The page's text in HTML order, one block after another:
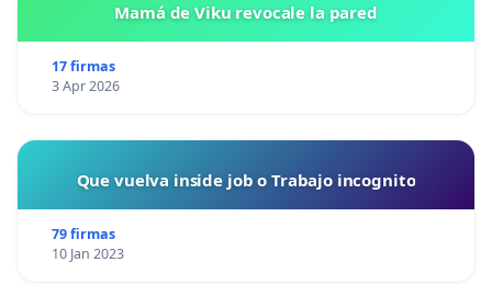
Mamá de Viku revocale la pared
17 firmas
3 Apr 2026
Que vuelva inside job o Trabajo incognito
79 firmas
10 Jan 2023